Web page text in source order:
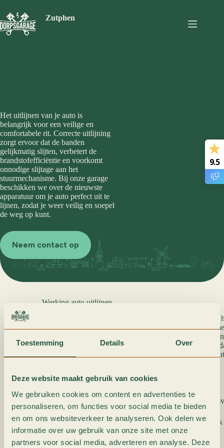
Toestemming Details Over
Deze website maakt gebruik van cookies
We gebruiken cookies om content en advertenties te
personaliseren, om functies voor social media te bieden
en om ons websiteverkeer te analyseren. Ook delen we
informatie over uw gebruik van onze site met onze
partners voor social media, adverteren en analyse. Deze
naar
de
inhoud
Zutphen
Het uitlijnen van je auto is
belangrijk voor een veilige en
comfortabele rit. Correcte uitlijning
zorgt ervoor dat de banden
gelijkmatig slijten, verbetert de
brandstofefficiëntie en voorkomt
onnodige slijtage aan het
stuurmechanisme. Bij onze garage
beschikken we over de nieuwste
apparatuur om je auto perfect uit te
lijnen, zodat je weer veilig en soepel
de weg op kunt.
Neem contact op
Werking auto uitlijnen
Banden behoren tot één van de belangrijkste facetten
uw auto. Het juiste rubber komt ten goede van de
u de banden afstemmen op de rijeigenschappen die u
worden de wielen zodanig onder het voertuig afgesteld,
kunnen doen. De specifieke kwaliteiten van zowel uw
Wanneer moet je je auto uitlijnen?
Als de banden aan de buiten- of binnenkant van het
Als het brandstofverbruik hoger is dan gebruikelijk
Als uw auto naar links of naar rechts ‘trekt’
Als het sturen zwaar of juist heel licht gaat
9.5